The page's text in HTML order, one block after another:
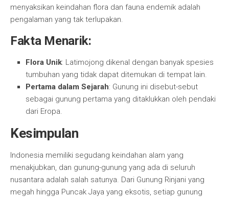
menyaksikan keindahan flora dan fauna endemik adalah
pengalaman yang tak terlupakan.
Fakta Menarik:
Flora Unik: Latimojong dikenal dengan banyak spesies
tumbuhan yang tidak dapat ditemukan di tempat lain.
Pertama dalam Sejarah: Gunung ini disebut-sebut
sebagai gunung pertama yang ditaklukkan oleh pendaki
dari Eropa.
Kesimpulan
Indonesia memiliki segudang keindahan alam yang
menakjubkan, dan gunung-gunung yang ada di seluruh
nusantara adalah salah satunya. Dari Gunung Rinjani yang
megah hingga Puncak Jaya yang eksotis, setiap gunung